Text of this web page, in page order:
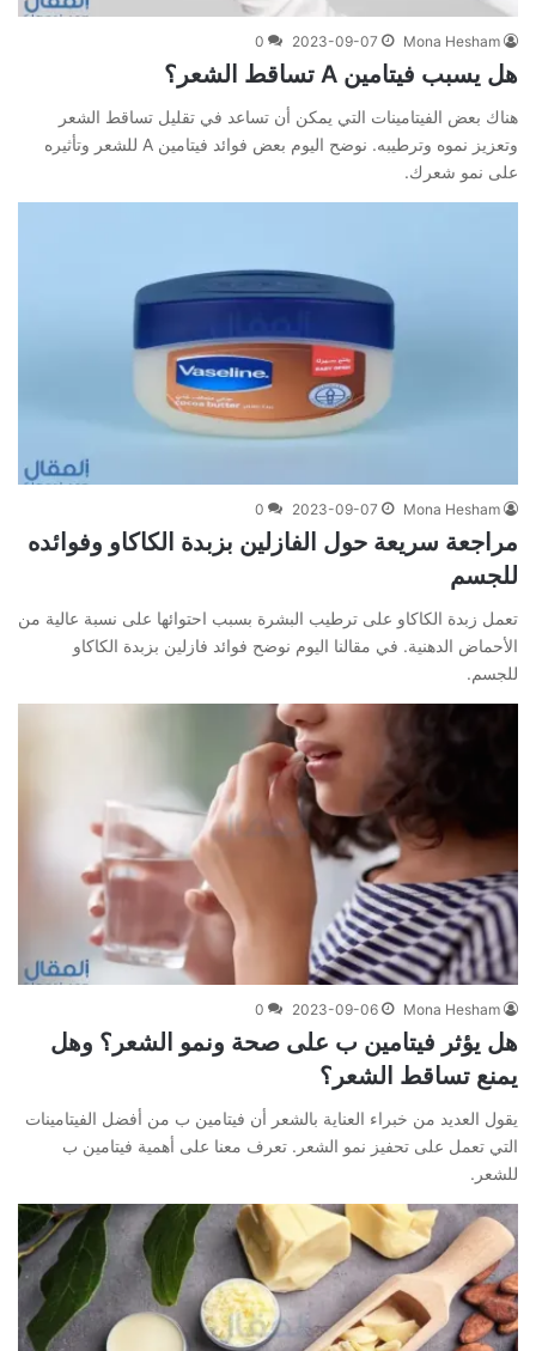
Mona Hesham
2023-09-07
0
هل يسبب فيتامين A تساقط الشعر؟
هناك بعض الفيتامينات التي يمكن أن تساعد في تقليل تساقط الشعر
وتعزيز نموه وترطيبه. نوضح اليوم بعض فوائد فيتامين A للشعر وتأثيره
على نمو شعرك.
Mona Hesham
2023-09-07
0
مراجعة سريعة حول الفازلين بزبدة الكاكاو وفوائده
للجسم
تعمل زبدة الكاكاو على ترطيب البشرة بسبب احتوائها على نسبة عالية من
الأحماض الدهنية. في مقالنا اليوم نوضح فوائد فازلين بزبدة الكاكاو
للجسم.
Mona Hesham
2023-09-06
0
هل يؤثر فيتامين ب على صحة ونمو الشعر؟ وهل
يمنع تساقط الشعر؟
يقول العديد من خبراء العناية بالشعر أن فيتامين ب من أفضل الفيتامينات
التي تعمل على تحفيز نمو الشعر. تعرف معنا على أهمية فيتامين ب
للشعر.